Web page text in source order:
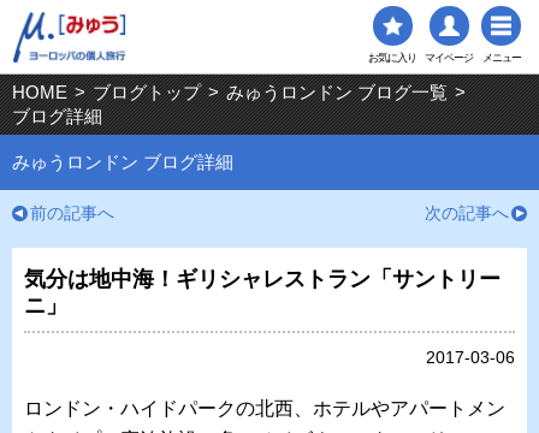
お気に入り マイページ メニュー
HOME > ブログトップ > みゅうロンドン ブログ一覧 >
ブログ詳細
みゅうロンドン ブログ詳細
前の記事へ 次の記事へ
気分は地中海！ギリシャレストラン「サントリー
ニ」
2017-03-06
ロンドン・ハイドパークの北西、ホテルやアパートメン